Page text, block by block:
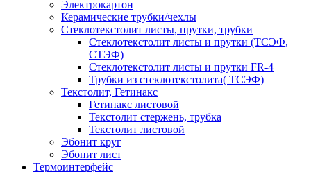
Электрокартон
Керамические трубки/чехлы
Cтеклотекстолит листы, прутки, трубки
Стеклотекстолит листы и прутки (ТСЭФ,
СТЭФ)
Стеклотекстолит листы и прутки FR-4
Трубки из стеклотекстолита( ТСЭФ)
Текстолит, Гетинакс
Гетинакс листовой
Текстолит стержень, трубка
Текстолит листовой
Эбонит круг
Эбонит лист
Термоинтерфейс